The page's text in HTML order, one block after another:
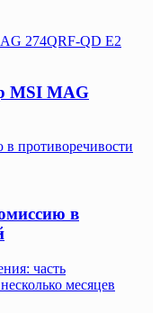
274QRF-QD E2
MSI MAG
противоречивости
в
часть
месяцев